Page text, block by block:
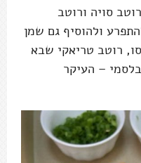
סויה ורוטב
ולהוסיף גם שמן
רוטב טריאקי שבא
– העיקר